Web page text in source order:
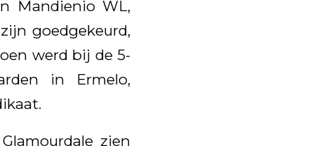
Mandienio WL,
goedgekeurd,
werd bij de 5-
in Ermelo,
zien